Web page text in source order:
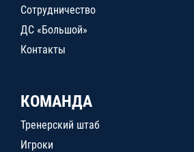
Сотрудничество
ДС «Большой»
Контакты
КОМАНДА
Тренерский штаб
Игроки